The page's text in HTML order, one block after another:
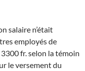
salaire n’était
employés de
fr. selon la témoin
le versement du